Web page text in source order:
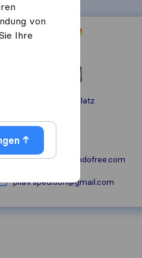
Matzleinsdorfer Platz
0660 6078024
pilav-spedition.jimdofree.com
pilav.spedition@gmail.com
von
Ihre